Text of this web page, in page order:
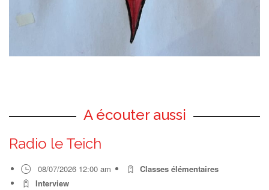
A écouter aussi
Radio le Teich
08/07/2026 12:00 am
Classes élémentaires
Interview